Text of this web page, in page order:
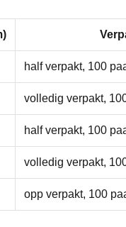
half verpakt, 100
volledig verpakt,
half verpakt, 100
volledig verpakt,
opp verpakt, 100